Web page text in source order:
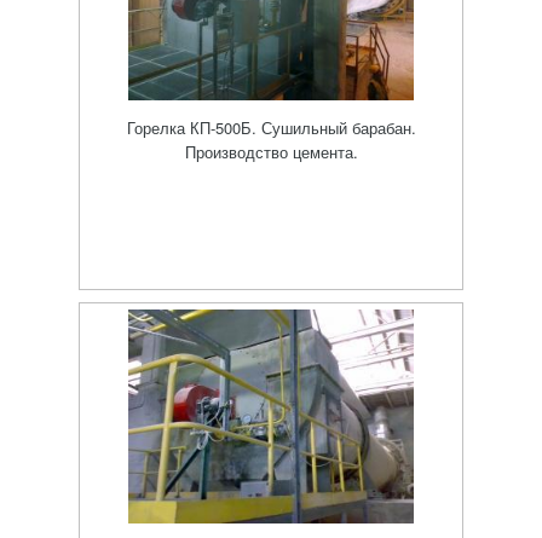
Горелка КП-500Б. Сушильный барабан.
Производство цемента.